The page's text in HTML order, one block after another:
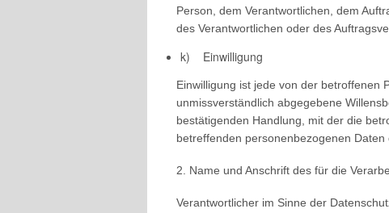
Person, dem Verantwortlichen, dem
des Verantwortlichen oder des
k) Einwilligung
Einwilligung ist jede von der betroffenen
unmissverständlich abgegebene
bestätigenden Handlung, mit der die
betreffenden personenbezogenen Daten
2. Name und Anschrift des für die
Verantwortlicher im Sinne der